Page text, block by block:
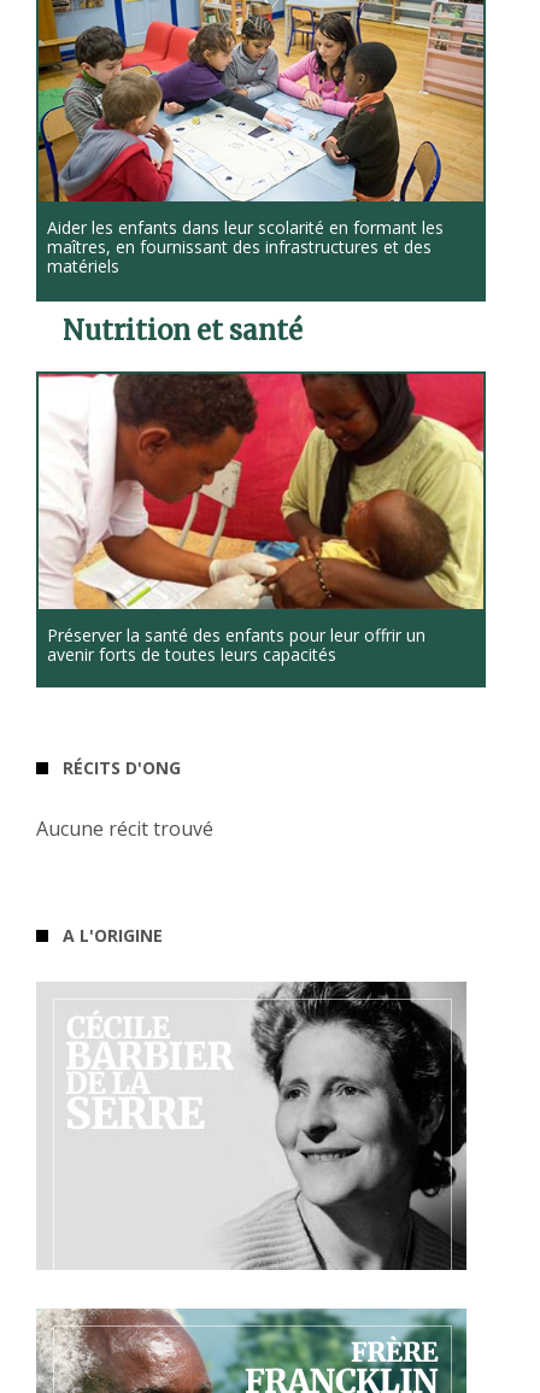
Aider les enfants dans leur scolarité en formant les
maîtres, en fournissant des infrastructures et des
matériels
Nutrition et santé
Préserver la santé des enfants pour leur offrir un
avenir forts de toutes leurs capacités
RÉCITS D'ONG
Aucune récit trouvé
A L'ORIGINE